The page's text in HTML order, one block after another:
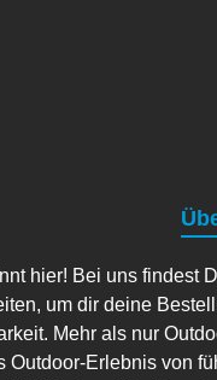
hier! Bei uns
um dir deine
Mehr als nur
Erlebnis von